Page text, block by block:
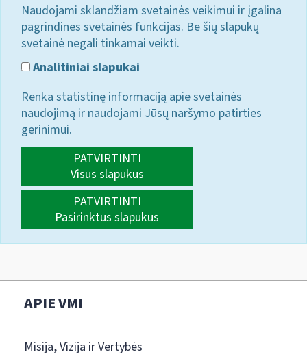
Naudojami sklandžiam svetainės veikimui ir įgalina
pagrindines svetainės funkcijas. Be šių slapukų
svetainė negali tinkamai veikti.
Analitiniai slapukai
Renka statistinę informaciją apie svetainės
naudojimą ir naudojami Jūsų naršymo patirties
gerinimui.
PATVIRTINTI
Visus slapukus
PATVIRTINTI
Pasirinktus slapukus
APIE VMI
Misija, Vizija ir Vertybės